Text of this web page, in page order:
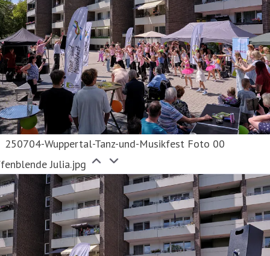
250704-Wuppertal-Tanz-und-Musikfest Foto 00
Julia.jpg